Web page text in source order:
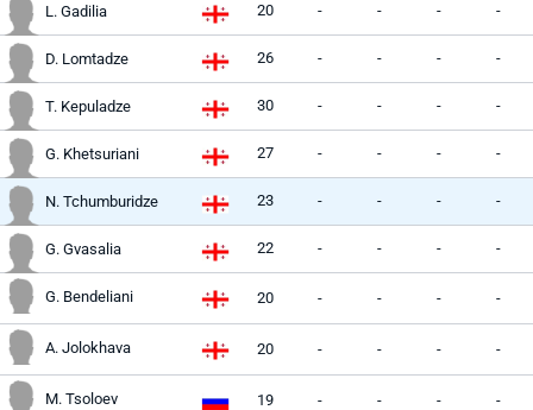
L. Gadilia 20 - - - -
D. Lomtadze 26 - - - -
T. Kepuladze 30 - - - -
G. Khetsuriani 27 - - - -
N. Tchumburidze 23 - - - -
G. Gvasalia 22 - - - -
G. Bendeliani 20 - - - -
A. Jolokhava 20 - - - -
M. Tsoloev 19 - - - -